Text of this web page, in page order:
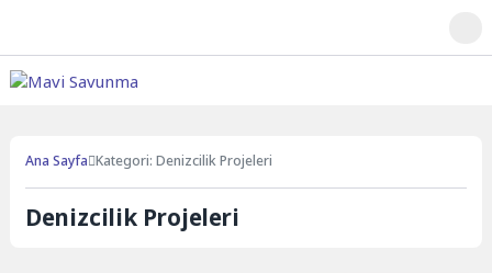
Ana Sayfa Kategori: Denizcilik Projeleri
Denizcilik Projeleri